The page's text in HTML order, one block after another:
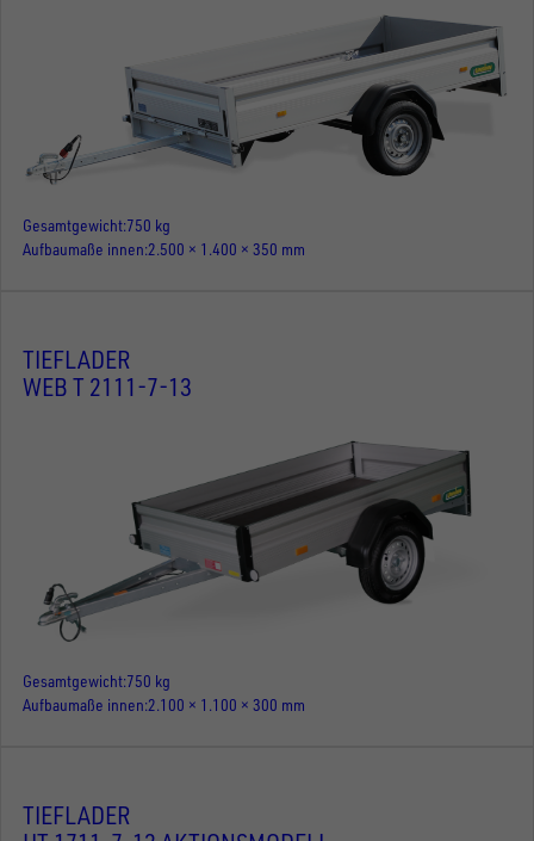
Gesamtgewicht 750 kg
Aufbaumaße innen 2.500 × 1.400 × 350 mm
TIEFLADER
WEB T 2111-7-13
Gesamtgewicht 750 kg
Aufbaumaße innen 2.100 × 1.100 × 300 mm
TIEFLADER